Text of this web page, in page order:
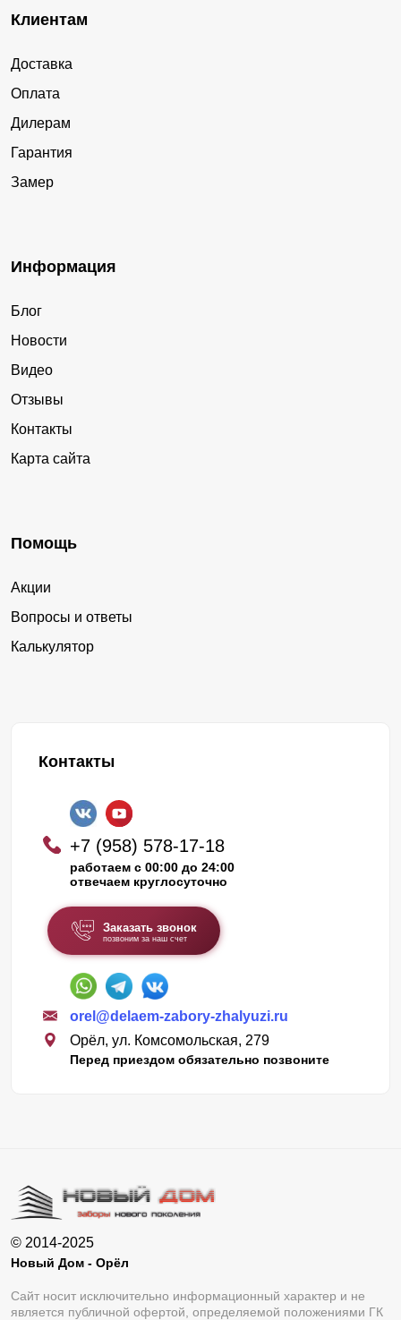
Клиентам
Доставка
Оплата
Дилерам
Гарантия
Замер
Информация
Блог
Новости
Видео
Отзывы
Контакты
Карта сайта
Помощь
Акции
Вопросы и ответы
Калькулятор
Контакты
+7 (958) 578-17-18
работаем с 00:00 до 24:00
отвечаем круглосуточно
Заказать звонок
позвоним за наш счет
orel@delaem-zabory-zhalyuzi.ru
Орёл, ул. Комсомольская, 279
Перед приездом обязательно позвоните
© 2014-2025
Новый Дом - Орёл
Сайт носит исключительно информационный характер и не
является публичной офертой, определяемой положениями ГК